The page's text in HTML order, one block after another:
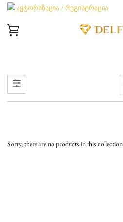
ავტორიზაცია / რეგისტრაცია
Sorry, there are no products in this collection